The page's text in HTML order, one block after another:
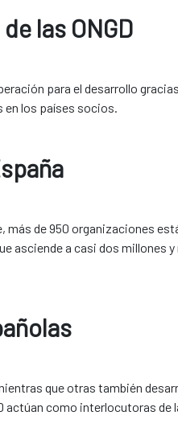
las ONGD
para el desarrollo
los países socios.
más de 950 organizaciones
asciende a casi dos millones
que otras también
actúan como interlocutoras